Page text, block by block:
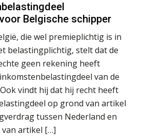
Belgische schipper
die wel premieplichtig is in
belastingplichtig, stelt dat de
geen rekening heeft
van de
vindt hij dat hij recht heeft
op grond van artikel
tussen Nederland en
artikel […]
ICT & AI | Data als fundament voor
innovatie
Microsoft Copilot gebruiken? Zorg
dat je eerst SharePoint op orde hebt
Terug naar het ambacht
Cyberbeveiligingswet definitief: dit
moet je accountantskantoor vóór 15
augustus geregeld hebben
Accountant Samenstel (RA
| samenstel
Accountant Audit